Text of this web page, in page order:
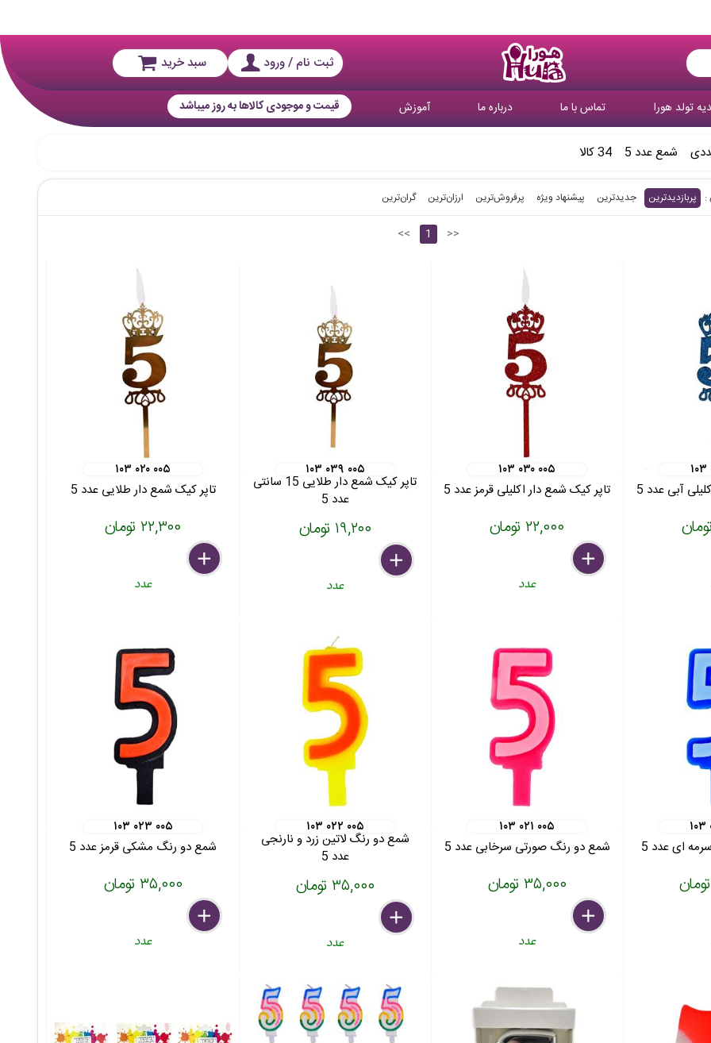
ثبت نام / ورود سبد خرید
تولد هورا تماس با ما درباره ما آموزش قیمت و موجودی کالاها به روز میباشد
شمع عدد 5 34 کالا
پربازدیدترین جدیدترین پیشنهاد ویژه پرفروش‌ترین‌ ارزان‌ترین گران‌ترین
<< 1 >>
آبی عدد 5
۱۰۳ ۰۳۰ ۰۰۵
تاپر کیک شمع دار اکلیلی قرمز عدد 5
۲۲,۰۰۰ تومان
delete
remove
add
عدد
۱۰۳ ۰۳۹ ۰۰۵
تاپر کیک شمع دار طلایی 15 سانتی
عدد 5
۱۹,۲۰۰ تومان
delete
remove
add
عدد
۱۰۳ ۰۲۰ ۰۰۵
تاپر کیک شمع دار طلایی عدد 5
۲۲,۳۰۰ تومان
delete
remove
add
عدد
ای عدد 5
۱۰۳ ۰۲۱ ۰۰۵
شمع دو رنگ صورتی سرخابی عدد 5
۳۵,۰۰۰ تومان
delete
remove
add
عدد
۱۰۳ ۰۲۲ ۰۰۵
شمع دو رنگ لاتین زرد و نارنجی
عدد 5
۳۵,۰۰۰ تومان
delete
remove
add
عدد
۱۰۳ ۰۲۳ ۰۰۵
شمع دو رنگ مشکی قرمز عدد 5
۳۵,۰۰۰ تومان
delete
remove
add
عدد